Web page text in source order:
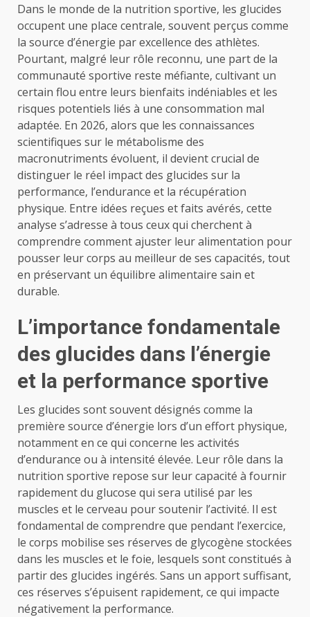
Dans le monde de la nutrition sportive, les glucides
occupent une place centrale, souvent perçus comme
la source d’énergie par excellence des athlètes.
Pourtant, malgré leur rôle reconnu, une part de la
communauté sportive reste méfiante, cultivant un
certain flou entre leurs bienfaits indéniables et les
risques potentiels liés à une consommation mal
adaptée. En 2026, alors que les connaissances
scientifiques sur le métabolisme des
macronutriments évoluent, il devient crucial de
distinguer le réel impact des glucides sur la
performance, l’endurance et la récupération
physique. Entre idées reçues et faits avérés, cette
analyse s’adresse à tous ceux qui cherchent à
comprendre comment ajuster leur alimentation pour
pousser leur corps au meilleur de ses capacités, tout
en préservant un équilibre alimentaire sain et
durable.
L’importance fondamentale
des glucides dans l’énergie
et la performance sportive
Les glucides sont souvent désignés comme la
première source d’énergie lors d’un effort physique,
notamment en ce qui concerne les activités
d’endurance ou à intensité élevée. Leur rôle dans la
nutrition sportive repose sur leur capacité à fournir
rapidement du glucose qui sera utilisé par les
muscles et le cerveau pour soutenir l’activité. Il est
fondamental de comprendre que pendant l’exercice,
le corps mobilise ses réserves de glycogène stockées
dans les muscles et le foie, lesquels sont constitués à
partir des glucides ingérés. Sans un apport suffisant,
ces réserves s’épuisent rapidement, ce qui impacte
négativement la performance.